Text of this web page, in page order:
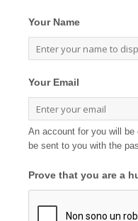
Your Name
Your Email
An account for you will be
be sent to you with the
Prove that you are a